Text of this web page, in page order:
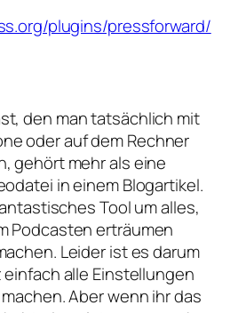
plugins/pressforward/
den man tatsächlich mit
oder auf dem Rechner
gehört mehr als eine
in einem Blogartikel.
Tool um alles,
Podcasten erträumen
Leider ist es darum
alle Einstellungen
Aber wenn ihr das